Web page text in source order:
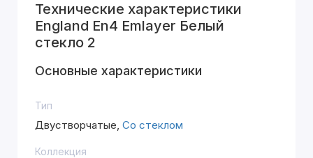
Технические характеристики
England En4 Emlayer Белый
стекло 2
Основные характеристики
Тип
Двустворчатые, Со стеклом
Коллекция